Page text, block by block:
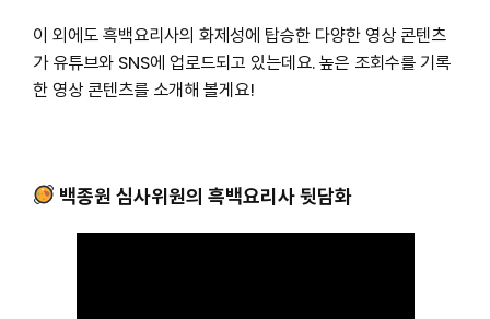
이 외에도 흑백요리사의 화제성에 탑승한 다양한 영상 콘텐츠
가 유튜브와 SNS에 업로드되고 있는데요. 높은 조회수를 기록
한 영상 콘텐츠를 소개해 볼게요!
백종원 심사위원의 흑백요리사 뒷담화